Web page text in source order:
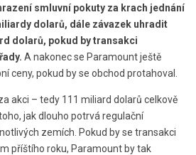
smluvní pokuty za krach jednání
dolarů, dále závazek uhradit
dolarů, pokud by transakci
A nakonec se Paramount ještě
ceny, pokud by se obchod protahoval.
akci – tedy 111 miliard dolarů celkově
jak dlouho potrvá regulační
zemích. Pokud by se transakci
příštího roku, Paramount by tak